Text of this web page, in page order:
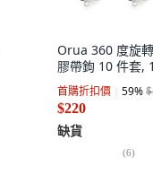
Orua 360 度旋
膠帶鉤 10 件套,
首購折扣價 59%
$220
缺貨
(6)